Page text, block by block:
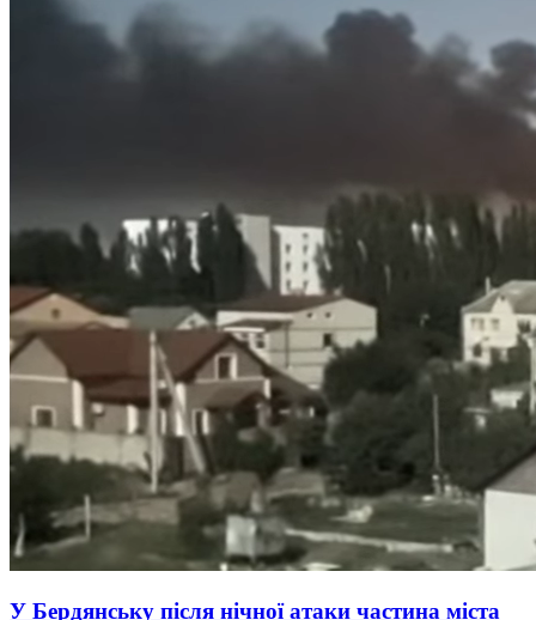
У Бердянську після нічної атаки частина міста